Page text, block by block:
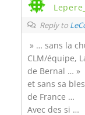
Reply to
» … sans la
CLM/équipe,
de Bernal … »
et sans sa
de France …
Avec des si …